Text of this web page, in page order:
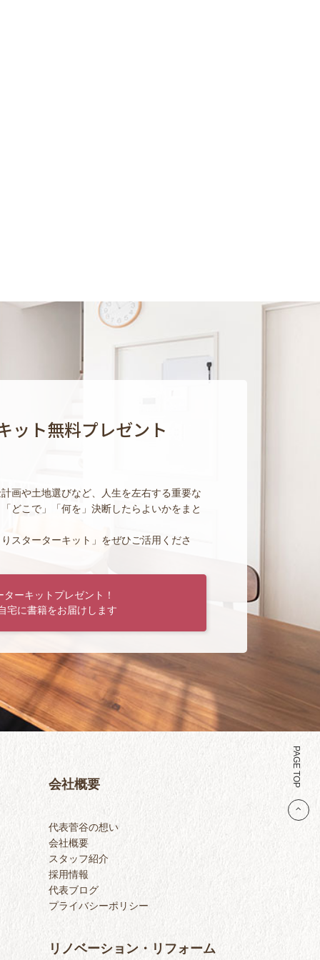
ット無料プレゼント
画や土地選びなど、人生を左右する重要な
どこで」「何を」決断したらよいかをまと
スターターキット」をぜひご活用くださ
ーキットプレゼント！
宅に書籍をお届けします
PAGE TOP
会社概要
代表菅谷の想い
会社概要
スタッフ紹介
採用情報
代表ブログ
プライバシーポリシー
リノベーション・リフォーム